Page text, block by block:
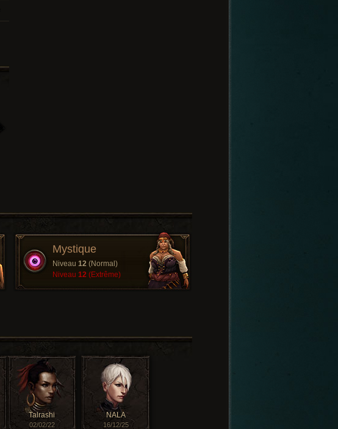
Mystique
Niveau 12 (Normal)
Niveau 12 (Extrême)
Talrashi
02/02/22
NALA
16/12/25